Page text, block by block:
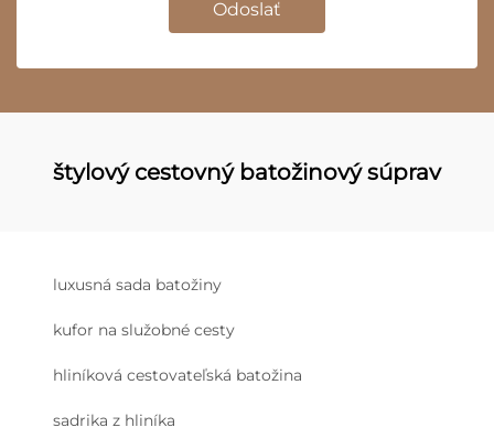
Odoslať
štylový cestovný batožinový súprav
luxusná sada batožiny
kufor na služobné cesty
hliníková cestovateľská batožina
sadrika z hliníka